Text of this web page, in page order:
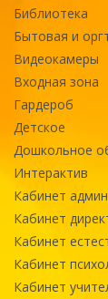
Библиотека
Бытовая и
Видеокамеры
Входная зона
Гардероб
Детское
Дошкольное
Интерактив
Кабинет
Кабинет
Кабинет
Кабинет
Кабинет